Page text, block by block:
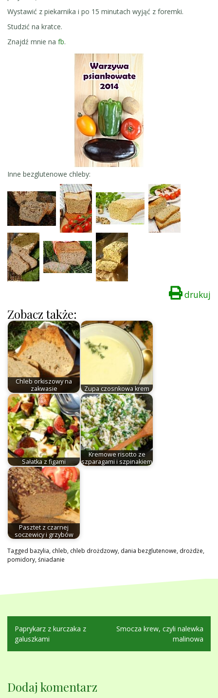
Wystawić z piekarnika i po 15 minutach wyjąć z foremki.
Studzić na kratce.
Znajdź mnie na fb.
Inne bezglutenowe chleby:
drukuj
Zobacz także:
Chleb orkiszowy na
zakwasie
Zupa czosnkowa krem
Sałatka z figami
Kremowe risotto ze
szparagami i szpinakiem
Pasztet z czarnej
soczewicy i grzybów
Tagged bazylia, chleb, chleb drożdzowy, dania bezglutenowe, drożdże,
pomidory,śniadanie
Nawigacja
wpisu
Paprykarz z kurczaka z
galuszkami
Smocza krew, czyli nalewka
malinowa
Dodaj komentarz